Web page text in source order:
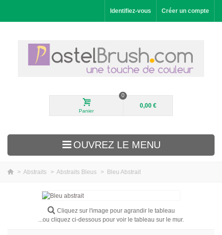
Identifiez-vous Créer un compte
Panier
0
0,00 €
OUVREZ LE MENU
> Abstraits > Abstraits Bleus > Bleu Abstrait
Cliquez sur l'image pour agrandir le tableau
...ou cliquez ci-dessous pour voir le tableau sur le mur.